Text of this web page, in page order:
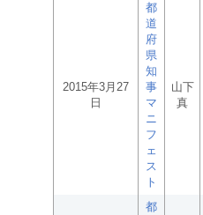
2015年3月27
日
都
道
府
県
知
事
マ
ニ
フ
ェ
ス
ト
山下
真
都